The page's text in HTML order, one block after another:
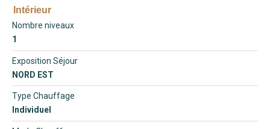
Intérieur
Nombre niveaux
1
Exposition Séjour
NORD EST
Type Chauffage
Individuel